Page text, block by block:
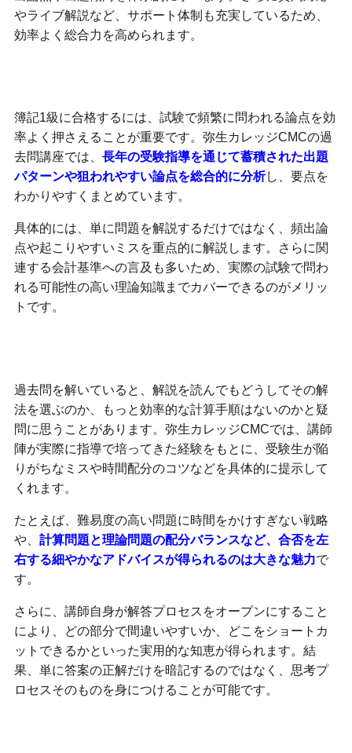
やライブ解説など、サポート体制も充実しているため、
効率よく総合力を高められます。
簿記1級に合格するには、試験で頻繁に問われる論点を効
率よく押さえることが重要です。弥生カレッジCMCの過
去問講座では、 長年の受験指導を通じて蓄積された出題
パターンや狙われやすい論点を総合的に分析し、要点を
わかりやすくまとめています。
具体的には、単に問題を解説するだけではなく、頻出論
点や起こりやすいミスを重点的に解説します。さらに関
連する会計基準への言及も多いため、実際の試験で問わ
れる可能性の高い理論知識までカバーできるのがメリッ
トです。
過去問を解いていると、解説を読んでもどうしてその解
法を選ぶのか、もっと効率的な計算手順はないのかと疑
問に思うことがあります。弥生カレッジCMCでは、講師
陣が実際に指導で培ってきた経験をもとに、受験生が陥
りがちなミスや時間配分のコツなどを具体的に提示して
くれます。
たとえば、難易度の高い問題に時間をかけすぎない戦略
や、 計算問題と理論問題の配分バランスなど、合否を左
右する細やかなアドバイスが得られるのは大きな魅力で
す。
さらに、講師自身が解答プロセスをオープンにすること
により、どの部分で間違いやすいか、どこをショートカ
ットできるかといった実用的な知恵が得られます。結
果、単に答案の正解だけを暗記するのではなく、思考プ
ロセスそのものを身につけることが可能です。